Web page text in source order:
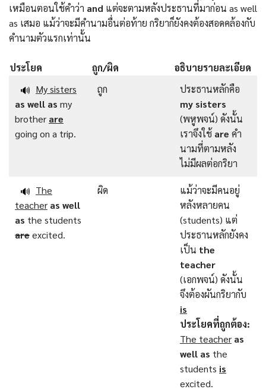
เหมือนตอนใช้คําว่า and แต่จะตามหลังประธานที่มาก่อน as well
as เสมอ แม้ว่าจะมีคำนามอื่นต่อท้าย กริยาก็ยังคงต้องสอดคล้องกับ
คำนามตัวแรกเท่านั้น
ประโยค ถูก/ผิด
อธิบายรายละเอียด
🔊 My sisters
as well as my
brother are
going on a trip.
ถูก
ประธานหลักคือ
my sisters
(พหูพจน์) ดังนั้น
เราจึงใช้ are คำ
นามที่ตามหลัง
ไม่มีผลต่อกริยา
🔊 The
teacher as well
as the students
areexcited.
ผิด
แม้ว่าจะมีคนอยู่
หลังหลายคน
(students) แต่
ประธานหลักยังคง
เป็น the
teacher
(เอกพจน์) ดังนั้น
จึงต้องผันกริยากับ
is
ประโยคที่ถูกต้อง:
The teacher as
well as the
students is
excited.